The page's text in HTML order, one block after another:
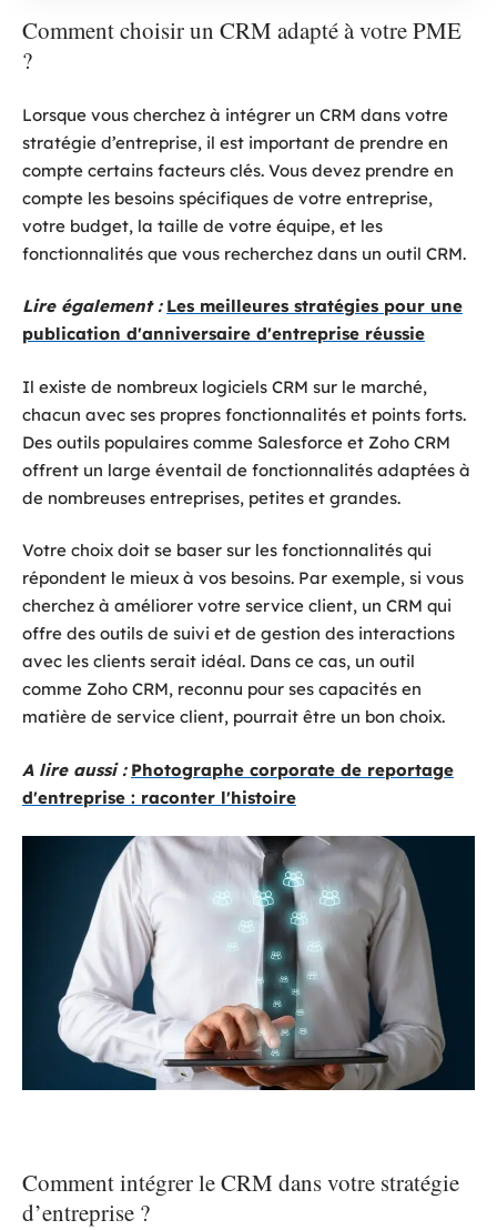
Comment choisir un CRM adapté à votre PME
?
Lorsque vous cherchez à intégrer un CRM dans votre
stratégie d’entreprise, il est important de prendre en
compte certains facteurs clés. Vous devez prendre en
compte les besoins spécifiques de votre entreprise,
votre budget, la taille de votre équipe, et les
fonctionnalités que vous recherchez dans un outil CRM.
Lire également : Les meilleures stratégies pour une
publication d'anniversaire d'entreprise réussie
Il existe de nombreux logiciels CRM sur le marché,
chacun avec ses propres fonctionnalités et points forts.
Des outils populaires comme Salesforce et Zoho CRM
offrent un large éventail de fonctionnalités adaptées à
de nombreuses entreprises, petites et grandes.
Votre choix doit se baser sur les fonctionnalités qui
répondent le mieux à vos besoins. Par exemple, si vous
cherchez à améliorer votre service client, un CRM qui
offre des outils de suivi et de gestion des interactions
avec les clients serait idéal. Dans ce cas, un outil
comme Zoho CRM, reconnu pour ses capacités en
matière de service client, pourrait être un bon choix.
A lire aussi : Photographe corporate de reportage
d'entreprise : raconter l'histoire
Comment intégrer le CRM dans votre stratégie
d’entreprise ?